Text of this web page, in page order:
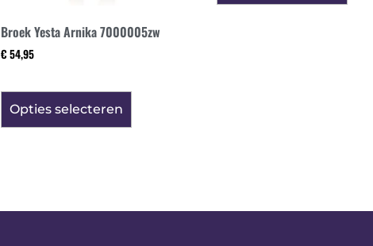
Broek Yesta Arnika 7000005zw
€ 54,95
Opties selecteren